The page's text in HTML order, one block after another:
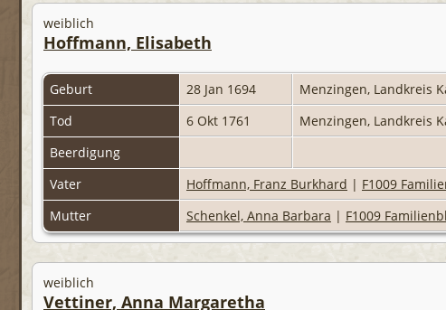
weiblich
Hoffmann, Elisabeth
Geburt 28 Jan 1694
Menzingen, Landkreis
Tod
6 Okt 1761
Menzingen, Landkreis
Beerdigung
Vater
Hoffmann, Franz Burkhard | F1009
Mutter
Schenkel, Anna Barbara | F1009
weiblich
Vettiner, Anna Margaretha